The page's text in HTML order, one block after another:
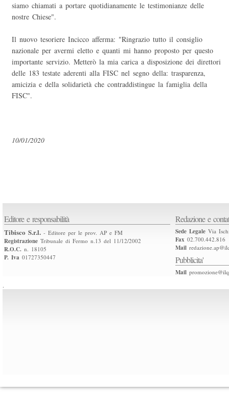
siamo chiamati a portare quotidianamente le testimonianze delle
nostre Chiese".
Il nuovo tesoriere Incicco afferma: "Ringrazio tutto il consiglio
nazionale per avermi eletto e quanti mi hanno proposto per questo
importante servizio. Metterò la mia carica a disposizione dei direttori
delle 183 testate aderenti alla FISC nel segno della: trasparenza,
amicizia e della solidarietà che contraddistingue la famiglia della
FISC".
10/01/2020
Editore e responsabilità
Tibisco S.r.l. - Editore per le prov. AP e FM
Registrazione Tribunale di Fermo n.13 del 11/12/2002
R.O.C. n. 18105
P. Iva 01727350447
Redazione e
Sede Legale Via
Fax 02.700.442.816
Mail
Pubblicita'
Mail
.